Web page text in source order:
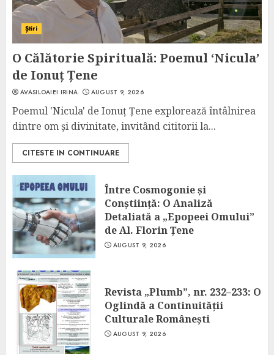
Știri
O Călătorie Spirituală: Poemul ‘Nicula’
de Ionuț Țene
AVASILOAIEI IRINA AUGUST 9, 2026
Poemul 'Nicula' de Ionuț Țene explorează întâlnirea
dintre om și divinitate, invitând cititorii la...
CITESTE IN CONTINUARE
Între Cosmogonie și
Conștiință: O Analiză
Detaliată a „Epopeei Omului”
de Al. Florin Țene
AUGUST 9, 2026
Revista „Plumb”, nr. 232–233: O
Oglindă a Continuității
Culturale Românești
AUGUST 9, 2026